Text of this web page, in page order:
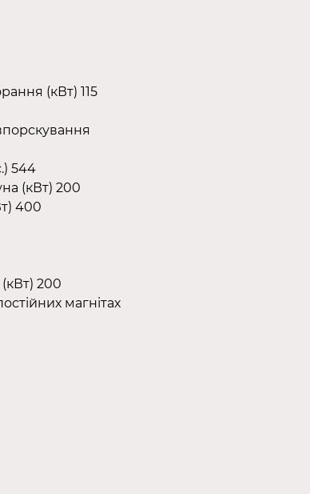
(кВт) 115
544
(кВт) 200
400
200
магнітах